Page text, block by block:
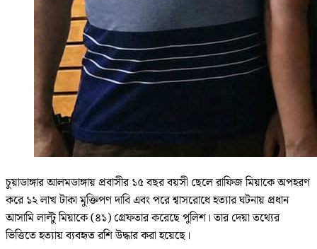
চুয়াডাঙ্গার আলমডাঙ্গায় প্রবাসীর ১৫ বছর বয়সী ছেলে রাফিজ মিয়াকে অপহরণ
করে ১২ লাখ টাকা মুক্তিপণ দাবি এবং পরে শ্বাসরোধে হত্যার ঘটনায় প্রধান
আসামি লাল্টু মিয়াকে (৪১) গ্রেফতার করেছে পুলিশ। তার দেয়া তথ্যের
ভিত্তিতে হত্যায় ব্যবহৃত রশি উদ্ধার করা হয়েছে।